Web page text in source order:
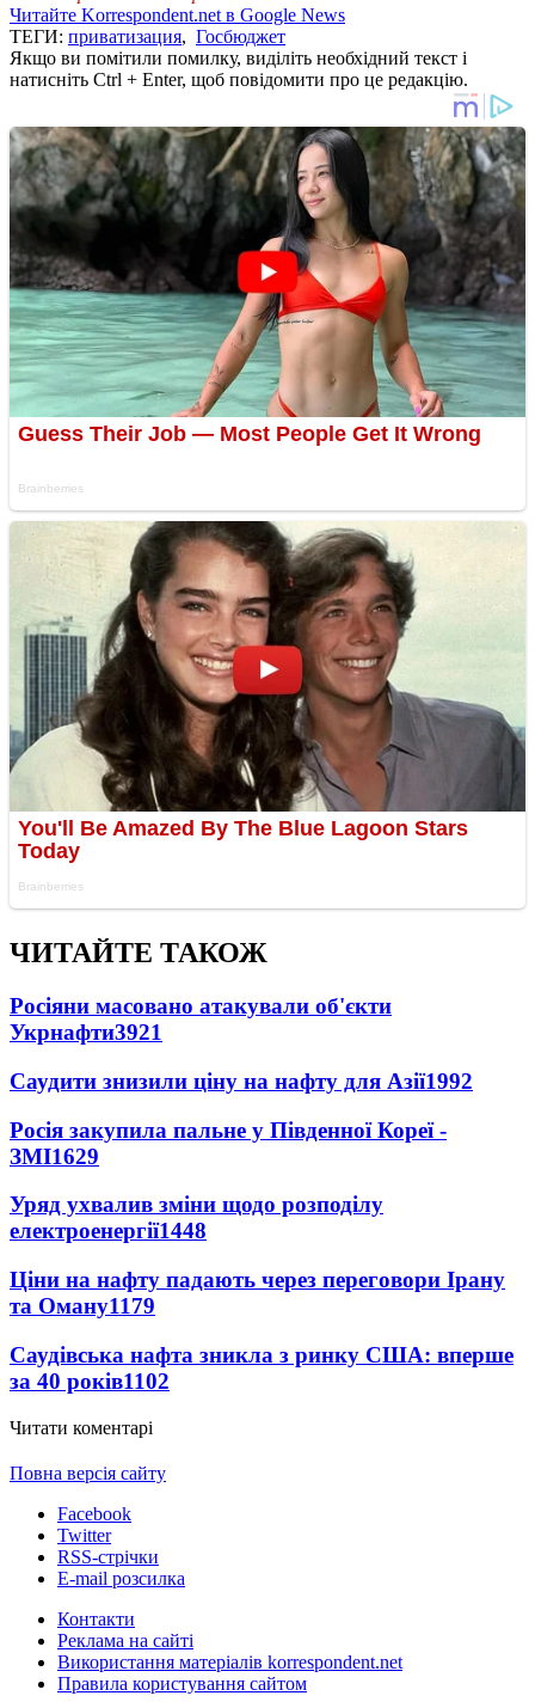
Читайте Korrespondent.net в Google News
ТЕГИ: приватизация, Госбюджет
Якщо ви помітили помилку, виділіть необхідний текст і
натисніть Ctrl + Enter, щоб повідомити про це редакцію.
ЧИТАЙТЕ ТАКОЖ
Росіяни масовано атакували об'єкти
Укрнафти3921
Саудити знизили ціну на нафту для Азії1992
Росія закупила пальне у Південної Кореї -
ЗМІ1629
Уряд ухвалив зміни щодо розподілу
електроенергії1448
Ціни на нафту падають через переговори Ірану
та Оману1179
Саудівська нафта зникла з ринку США: вперше
за 40 років1102
Читати коментарі
Повна версія сайту
Facebook
Twitter
RSS-стрічки
E-mail розсилка
Контакти
Реклама на сайті
Використання матеріалів korrespondent.net
Правила користування сайтом